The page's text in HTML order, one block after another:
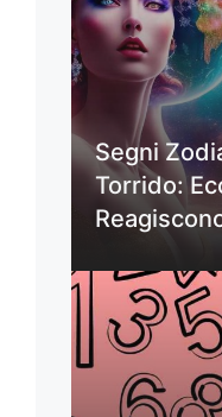
Segni
Torrido: